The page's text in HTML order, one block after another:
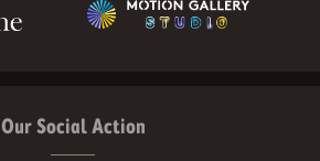
Our Social Action